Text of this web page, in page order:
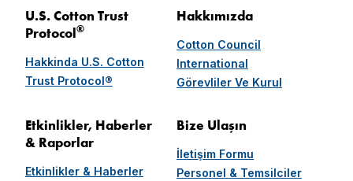
U.S. Cotton Trust
Protocol®
Hakkinda U.S. Cotton
Trust Protocol®
Hakkımızda
Cotton Council
International
Görevliler Ve Kurul
Etkinlikler, Haberler
& Raporlar
Etkinlikler & Haberler
Bize Ulaşın
İletişim Formu
Personel & Temsilciler